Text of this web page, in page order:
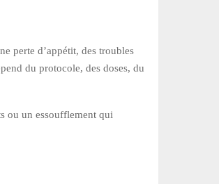
perte d’appétit, des troubles
du protocole, des doses, du
ou un essoufflement qui